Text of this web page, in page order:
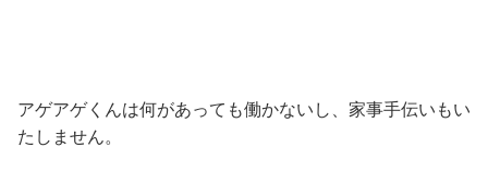
アゲアゲくんは何があっても働かないし、家事手伝いもい
たしません。